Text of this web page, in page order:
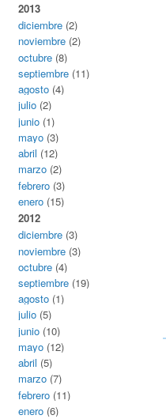
2013
diciembre(2)
noviembre(2)
octubre(8)
septiembre(11)
agosto(4)
julio(2)
junio(1)
mayo(3)
abril (12)
marzo(2)
febrero(3)
enero(15)
2012
diciembre(3)
noviembre(3)
octubre(4)
septiembre(19)
agosto(1)
julio(5)
junio(10)
mayo(12)
abril (5)
marzo(7)
febrero(11)
enero(6)